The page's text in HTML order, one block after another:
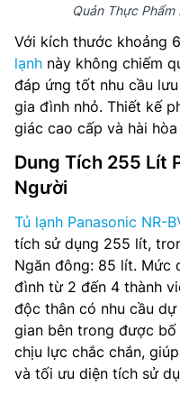
Quản Thực
Với kích thước khoảng
lạnh này không chiếm
đáp ứng tốt nhu cầu
gia đình nhỏ. Thiết kế
giác cao cấp và hài
Dung Tích 255 Lít
Người
Tủ lạnh Panasonic NR-
tích sử dụng 255 lít,
Ngăn đông: 85 lít. Mức
đình từ 2 đến 4 thành
độc thân có nhu cầu
gian bên trong được
chịu lực chắc chắn,
và tối ưu diện tích sử